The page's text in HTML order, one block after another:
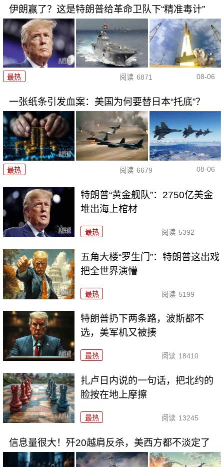
伊朗赢了？这是特朗普给革命卫队下“精准毒计”
最热 阅读 6871 08-06
一张纸条引发血案：美国为何要替日本“托底”？
最热 阅读 6679 08-06
特朗普“黄金舰队”：2750亿美金
堆出海上棺材
最热 阅读 5392
五角大楼“罗生门”：特朗普这出戏
把全世界演懵
最热 阅读 5199
特朗普扔下两条路，波斯都不
选，美军机又被揍
最热 阅读 18410
扎卢日内说的一句话，把北约的
脸按在地上摩擦
最热 阅读 13245
信息量很大！歼20越肩反杀，美西方都不淡定了